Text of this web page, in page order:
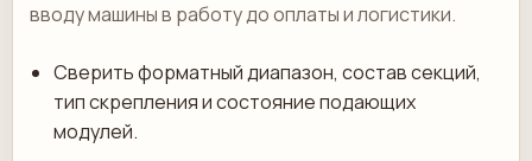
вводу машины в работу до оплаты и логистики.
Сверить форматный диапазон, состав секций,
тип скрепления и состояние подающих
модулей.